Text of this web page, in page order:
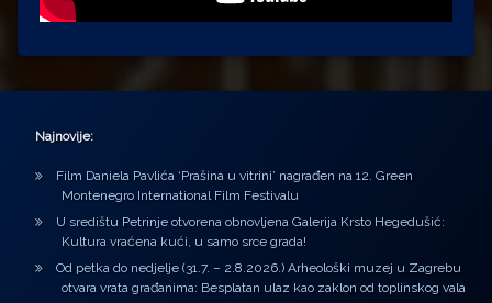
Najnovije:
Film Daniela Pavlića ‘Prašina u vitrini’ nagrađen na 12. Green
Montenegro International Film Festivalu
U središtu Petrinje otvorena obnovljena Galerija Krsto Hegedušić:
Kultura vraćena kući, u samo srce grada!
Od petka do nedjelje (31.7. – 2.8.2026.) Arheološki muzej u Zagrebu
otvara vrata građanima: Besplatan ulaz kao zaklon od toplinskog vala